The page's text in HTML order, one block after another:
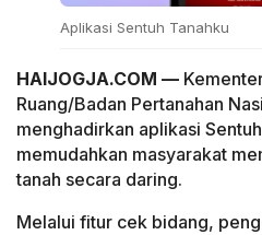
Aplikasi Sentuh Tanahku
HAIJOGJA.COM —
Ruang/Badan Pertanahan
menghadirkan aplikasi
memudahkan masyarakat
tanah secara daring.
Melalui fitur cek bidang,